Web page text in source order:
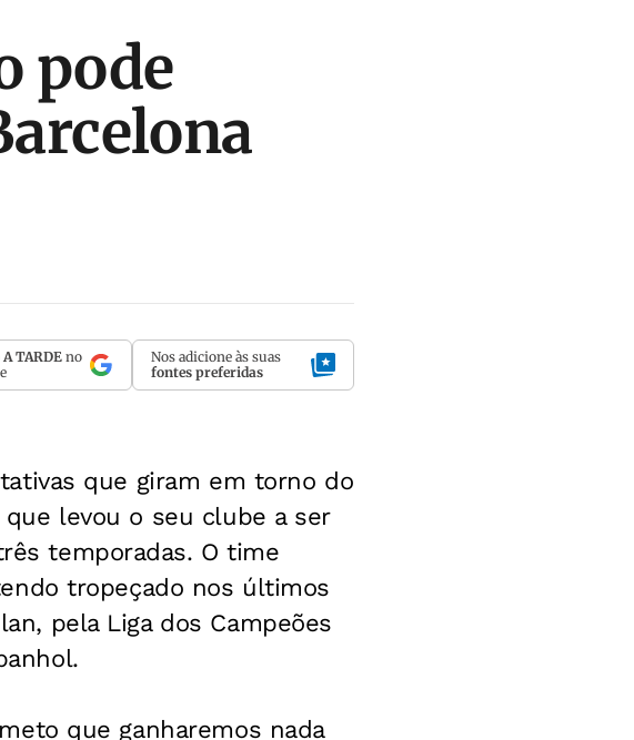
pode
A TARDE no
Nos adicione às suas
fontes preferidas
que giram em torno do
levou o seu clube a ser
temporadas. O time
tropeçado nos últimos
pela Liga dos Campeões
que ganharemos nada